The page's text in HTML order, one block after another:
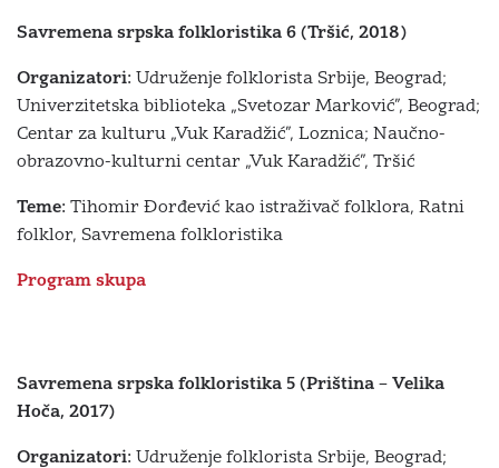
Savremena srpska folkloristika 6 (Tršić, 2018)
Organizatori: Udruženje folklorista Srbije, Beograd;
Univerzitetska biblioteka „Svetozar Marković”, Beograd;
Centar za kulturu „Vuk Karadžić”, Loznica; Naučno-
obrazovno-kulturni centar „Vuk Karadžić”, Tršić
Teme: Tihomir Đorđević kao istraživač folklora, Ratni
folklor, Savremena folkloristika
Program skupa
Savremena srpska folkloristika 5 (Priština – Velika
Hoča, 2017)
Organizatori: Udruženje folklorista Srbije, Beograd;